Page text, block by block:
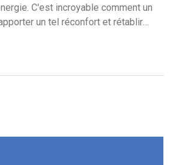
C'est incroyable comment un
un tel réconfort et rétablir
massage Shiatsu et comment il